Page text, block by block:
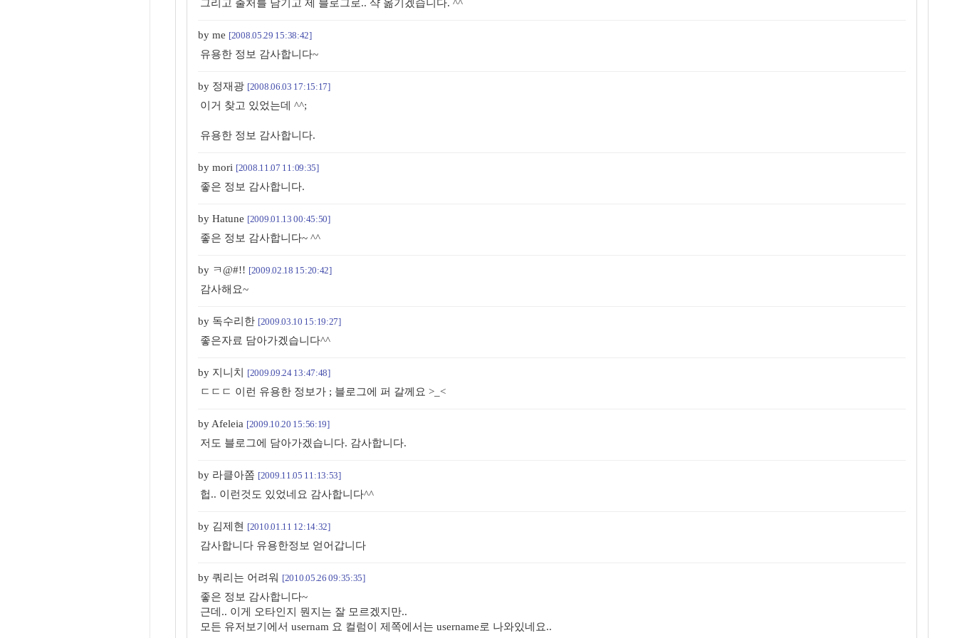
그리고 출처를 남기고 제 블로그로.. 샥 옮기겠습니다. ^^
by me [2008.05.29 15:38:42]
유용한 정보 감사합니다~
by 정재광 [2008.06.03 17:15:17]
이거 찾고 있었는데 ^^;
유용한 정보 감사합니다.
by mori [2008.11.07 11:09:35]
좋은 정보 감사합니다.
by Hatune [2009.01.13 00:45:50]
좋은 정보 감사합니다~ ^^
by ㅋ@#!! [2009.02.18 15:20:42]
감사해요~
by 독수리한 [2009.03.10 15:19:27]
좋은자료 담아가겠습니다^^
by 지니치 [2009.09.24 13:47:48]
ㄷㄷㄷ 이런 유용한 정보가 ; 블로그에 퍼 갈께요 >_<
by Afeleia [2009.10.20 15:56:19]
저도 블로그에 담아가겠습니다. 감사합니다.
by 라클아쫌 [2009.11.05 11:13:53]
헙.. 이런것도 있었네요 감사합니다^^
by 김제현 [2010.01.11 12:14:32]
감사합니다 유용한정보 얻어갑니다
by 쿼리는 어려워 [2010.05.26 09:35:35]
좋은 정보 감사합니다~
근데.. 이게 오타인지 뭔지는 잘 모르겠지만..
모든 유저보기에서 usernam 요 컬럼이 제쪽에서는 username로 나와있네요..